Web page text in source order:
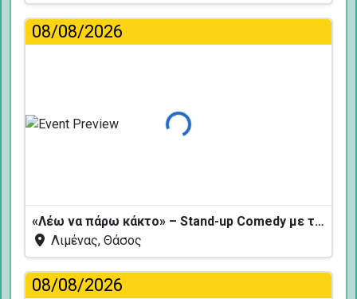
08/08/2026
Φόρτωση...
«Λέω να πάρω κάκτο» – Stand-up Comedy με τον Δημήτρη Χριστοφορίδη
Λιμένας, Θάσος
08/08/2026